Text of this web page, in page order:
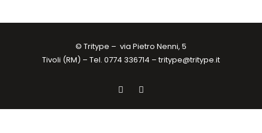
© Tritype – via Pietro Nenni, 5
Tivoli (RM) – Tel. 0774 336714 –tritype@tritype.it